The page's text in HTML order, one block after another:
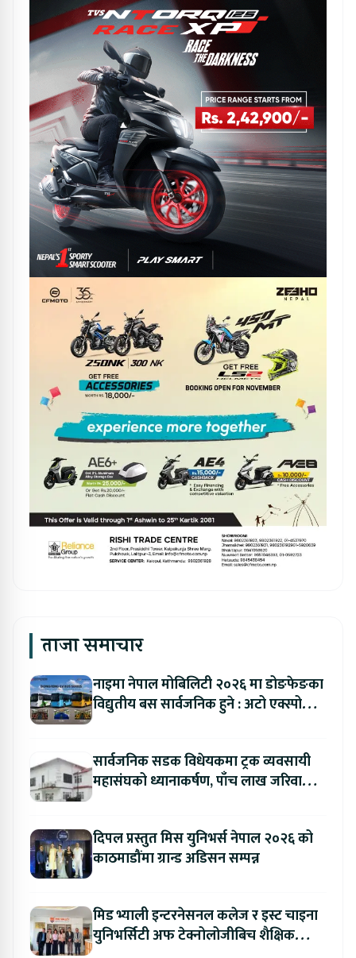
ताजा समाचार
नाइमा नेपाल मोबिलिटी २०२६ मा डोङफेङका
विद्युतीय बस सार्वजनिक हुने : अटो एक्स्पोमा
सार्वजनिक सडक विधेयकमा ट्रक व्यवसायी
महासंघको ध्यानाकर्षण, पाँच लाख जरिवाना
दिपल प्रस्तुत मिस युनिभर्स नेपाल २०२६ को
काठमाडौंमा ग्रान्ड अडिसन सम्पन्न
मिड भ्याली इन्टरनेसनल कलेज र इस्ट चाइना
युनिभर्सिटी अफ टेक्नोलोजीबिच शैक्षिक